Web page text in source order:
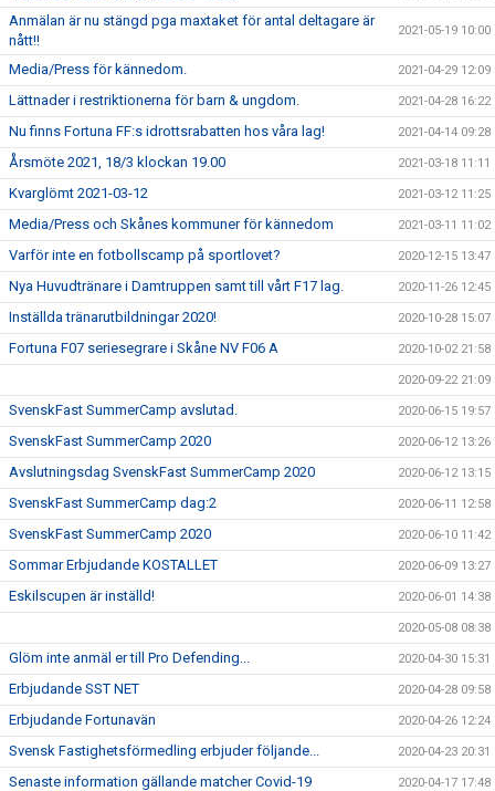
Anmälan är nu stängd pga maxtaket för antal deltagare är
nått!!
2021-05-19 10:00
Media/Press för kännedom. 2021-04-29 12:09
Lättnader i restriktionerna för barn & ungdom. 2021-04-28 16:22
Nu finns Fortuna FF:s idrottsrabatten hos våra lag! 2021-04-14 09:28
Årsmöte 2021, 18/3 klockan 19.00 2021-03-18 11:11
Kvarglömt 2021-03-12 2021-03-12 11:25
Media/Press och Skånes kommuner för kännedom 2021-03-11 11:02
Varför inte en fotbollscamp på sportlovet? 2020-12-15 13:47
Nya Huvudtränare i Damtruppen samt till vårt F17 lag. 2020-11-26 12:45
Inställda tränarutbildningar 2020! 2020-10-28 15:07
Fortuna F07 seriesegrare i Skåne NV F06 A 2020-10-02 21:58
2020-09-22 21:09
SvenskFast SummerCamp avslutad. 2020-06-15 19:57
SvenskFast SummerCamp 2020 2020-06-12 13:26
Avslutningsdag SvenskFast SummerCamp 2020 2020-06-12 13:15
SvenskFast SummerCamp dag:2 2020-06-11 12:58
SvenskFast SummerCamp 2020 2020-06-10 11:42
Sommar Erbjudande KOSTALLET 2020-06-09 13:27
Eskilscupen är inställd! 2020-06-01 14:38
2020-05-08 08:38
Glöm inte anmäl er till Pro Defending... 2020-04-30 15:31
Erbjudande SST NET 2020-04-28 09:58
Erbjudande Fortunavän 2020-04-26 12:24
Svensk Fastighetsförmedling erbjuder följande... 2020-04-23 20:31
Senaste information gällande matcher Covid-19 2020-04-17 17:48